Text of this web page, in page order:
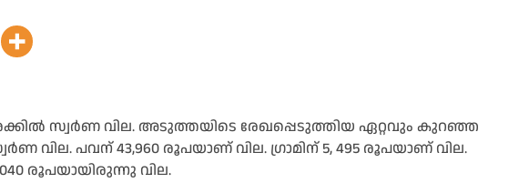
സ്വർണ വില. അടുത്തയിടെ രേഖപ്പെടുത്തിയ ഏറ്റവും കുറഞ്ഞ
വില. പവന് 43,960 രൂപയാണ് വില. ഗ്രാമിന് 5, 495 രൂപയാണ് വില.
രൂപയായിരുന്നു വില.